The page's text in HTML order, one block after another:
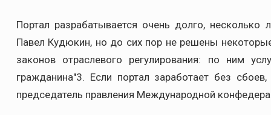
Портал разрабатывается очень долго,
Павел Кудюкин, но до сих пор не решены
законов отраслевого регулирования: по ним
гражданина"3. Если портал заработает без
председатель правления Международной